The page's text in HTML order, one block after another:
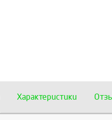
Характеристики